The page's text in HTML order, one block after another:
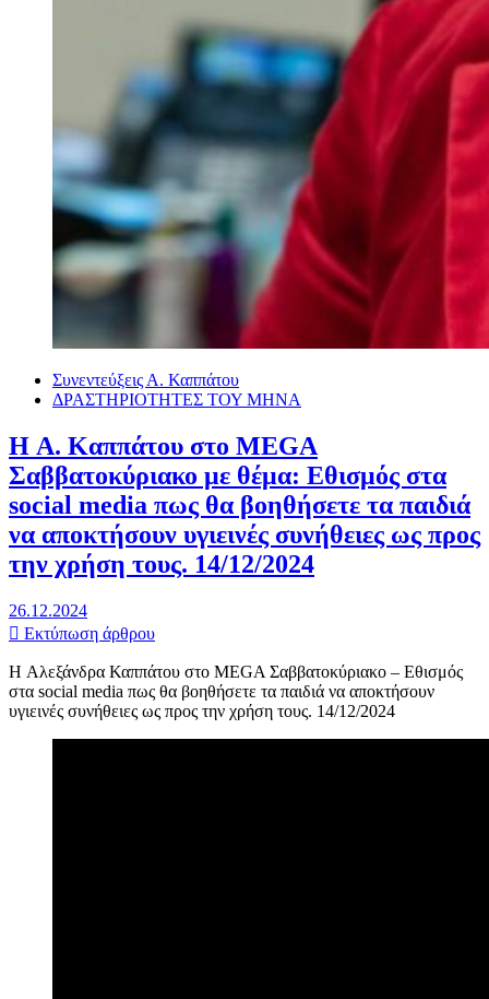
Συνεντεύξεις Α. Καππάτου
ΔΡΑΣΤΗΡΙΟΤΗΤΕΣ ΤΟΥ ΜΗΝΑ
H Α. Καππάτου στο MEGA
Σαββατοκύριακο με θέμα: Εθισμός στα
social media πως θα βοηθήσετε τα παιδιά
να αποκτήσουν υγιεινές συνήθειες ως προς
την χρήση τους. 14/12/2024
26.12.2024
Εκτύπωση άρθρου
H Αλεξάνδρα Καππάτου στο MEGA Σαββατοκύριακο – Εθισμός
στα social media πως θα βοηθήσετε τα παιδιά να αποκτήσουν
υγιεινές συνήθειες ως προς την χρήση τους. 14/12/2024